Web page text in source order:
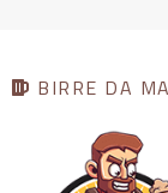
BIRRE DA